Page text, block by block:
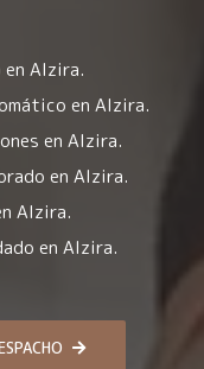
Alzira.
en Alzira.
en Alzira.
en Alzira.
Alzira.
en Alzira.